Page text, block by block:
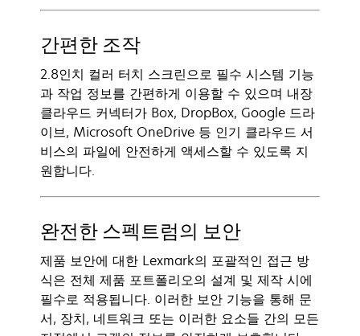
간편한 조작
2.8인치 컬러 터치 스크린으로 필수 시스템 기능
과 작업 정보를 간편하게 이용할 수 있으며 내장
클라우드 커넥터가 Box, DropBox, Google 드라
이브, Microsoft OneDrive 등 인기 클라우드 서
비스의 파일에 안전하게 액세스할 수 있도록 지
원합니다.
완전한 스펙트럼의 보안
제품 보안에 대한 Lexmark의 포괄적인 접근 방
식은 전체 제품 포트폴리오의 설계 및 제작 시에
필수로 적용됩니다. 이러한 보안 기능을 통해 문
서, 장치, 네트워크 또는 이러한 요소들 간의 모든